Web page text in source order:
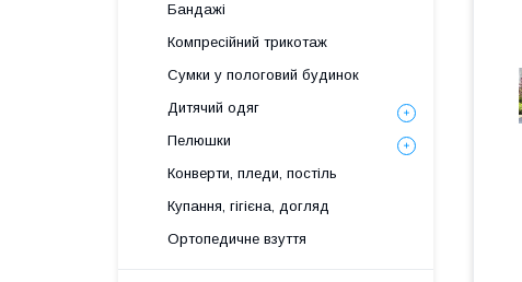
Бандажі
Компресійний трикотаж
Сумки у пологовий будинок
Дитячий одяг
Пелюшки
Конверти, пледи, постіль
Купання, гігієна, догляд
Ортопедичне взуття